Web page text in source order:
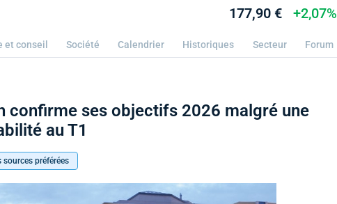
177,90 € +2,07%
et conseil Société Calendrier Historiques Secteur Forum
confirme ses objectifs 2026 malgré une
au T1
sources préférées